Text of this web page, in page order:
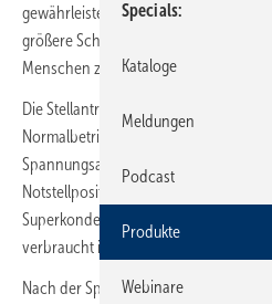
gewährleistet auch im Notfall einen
größere Schäden im System und
Menschen zu vermeiden.
Die Stellantriebe haben vier
Normalbetrieb Spannung speichern.
Spannungsab- oder -ausfall wird das
Notstellposition gebracht. Die nötige
Superkondensatoren. Auch wenn die
verbraucht ist, wird die
Nach der Spannungswiederkehr wird
Specials
Kataloge
Meldungen
Podcast
Produkte
Webinare